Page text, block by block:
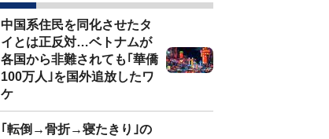
中国系住民を同化させたタ
イとは正反対…ベトナムが
各国から非難されても｢華僑
100万人｣を国外追放したワ
ケ
｢転倒→骨折→寝たきり｣の